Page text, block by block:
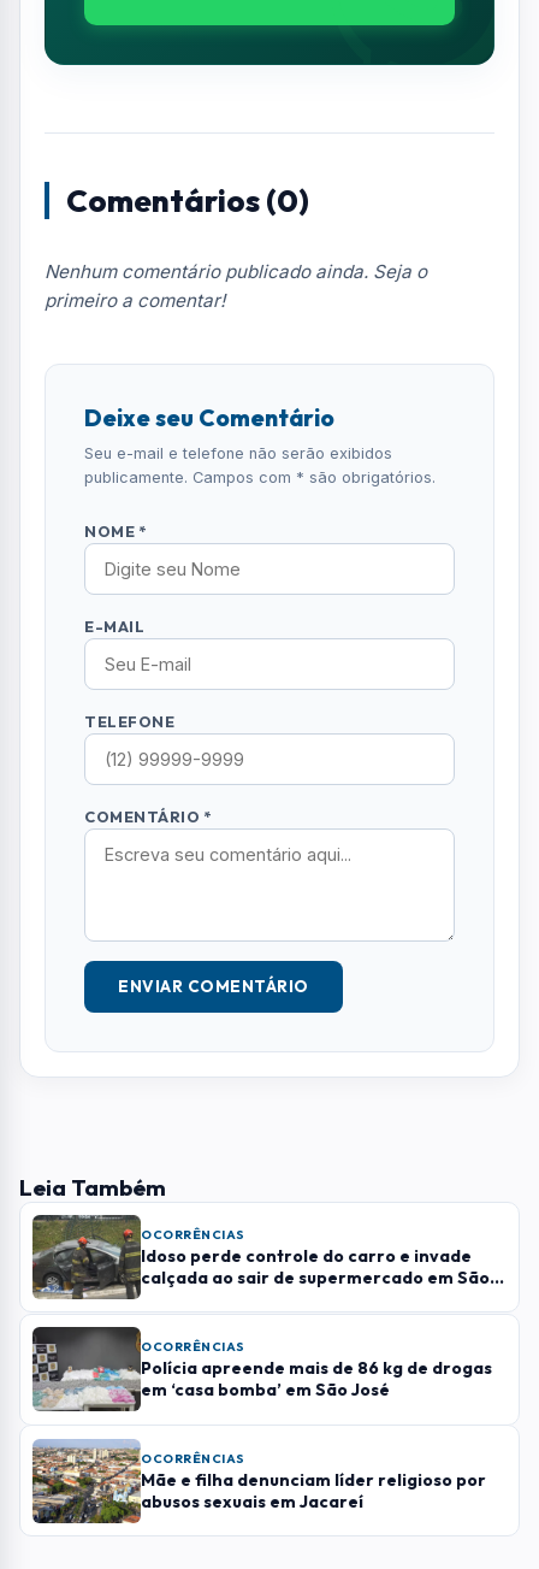
Deixe seu Comentário
NOME *
COMENTÁRIO *
ENVIAR COMENTÁRIO
Leia Também
Idoso perde controle do carro e invade
Polícia apreende mais de 86 kg de drogas
em ‘casa bomba’ em São José
Mais Lidas
01SÃO JOSE DOS CAMPOS
Lula visita INPE e elogia estrutura, além de
criticar tarifas dos EUA
02 LITORAL NORTE
Briga termina com tentativa de
atropelamento e facadas em
Caraguatatuba
03POLÍTICA
Moradora de Taubaté é condenada a 14
anos de prisão pelos atos de 8 de janeiro
04EMPREGO